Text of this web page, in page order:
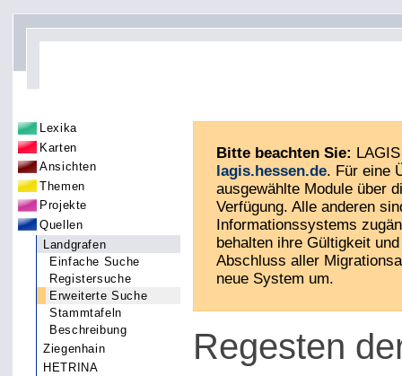
Lexika
Karten
Ansichten
Themen
Projekte
Quellen
Landgrafen
Einfache Suche
Registersuche
Erweiterte Suche
Stammtafeln
Beschreibung
Ziegenhain
HETRINA
Bitte beachten Sie:
lagis.hessen.de. Für eine
ausgewählte Module über
Verfügung. Alle anderen
Informationssystems
behalten ihre Gültigkeit
Abschluss aller
neue System um.
Regesten